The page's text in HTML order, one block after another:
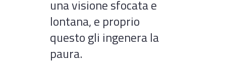
una visione sfocata e
lontana, e proprio
questo gli ingenera la
paura.